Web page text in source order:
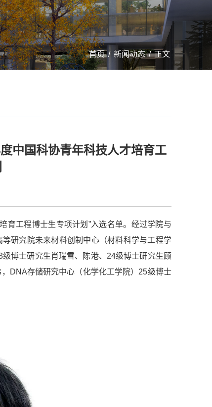
首页/ 新闻动态/正文
中国科协青年科技人才培育工
育工程博士生专项计划”入选名单。经过学院与
研究院未来材料创制中心（材料科学与工程学
博士研究生肖瑞雪、陈港、24级博士研究生顾
DNA存储研究中心（化学化工学院）25级博士